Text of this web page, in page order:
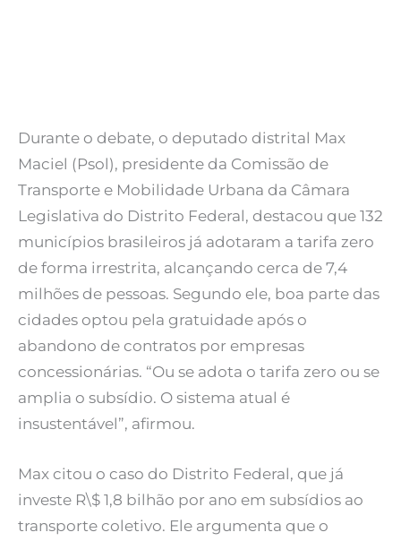
Durante o debate, o deputado distrital Max
Maciel (Psol), presidente da Comissão de
Transporte e Mobilidade Urbana da Câmara
Legislativa do Distrito Federal, destacou que 132
municípios brasileiros já adotaram a tarifa zero
de forma irrestrita, alcançando cerca de 7,4
milhões de pessoas. Segundo ele, boa parte das
cidades optou pela gratuidade após o
abandono de contratos por empresas
concessionárias. “Ou se adota o tarifa zero ou se
amplia o subsídio. O sistema atual é
insustentável”, afirmou.
Max citou o caso do Distrito Federal, que já
investe R\$ 1,8 bilhão por ano em subsídios ao
transporte coletivo. Ele argumenta que o